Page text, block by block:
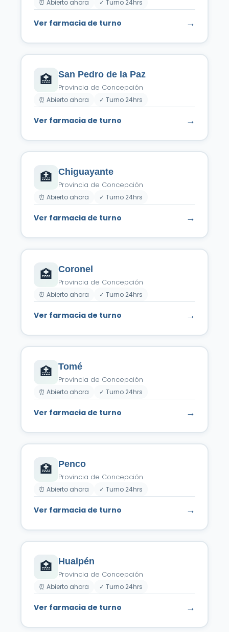
⏰ Abierto ahora ✓ Turno 24hrs
Ver farmacia de turno →
🏥 San Pedro de la Paz
Provincia de Concepción
⏰ Abierto ahora ✓ Turno 24hrs
Ver farmacia de turno →
🏥 Chiguayante
Provincia de Concepción
⏰ Abierto ahora ✓ Turno 24hrs
Ver farmacia de turno →
🏥 Coronel
Provincia de Concepción
⏰ Abierto ahora ✓ Turno 24hrs
Ver farmacia de turno →
🏥 Tomé
Provincia de Concepción
⏰ Abierto ahora ✓ Turno 24hrs
Ver farmacia de turno →
🏥 Penco
Provincia de Concepción
⏰ Abierto ahora ✓ Turno 24hrs
Ver farmacia de turno →
🏥 Hualpén
Provincia de Concepción
⏰ Abierto ahora ✓ Turno 24hrs
Ver farmacia de turno →